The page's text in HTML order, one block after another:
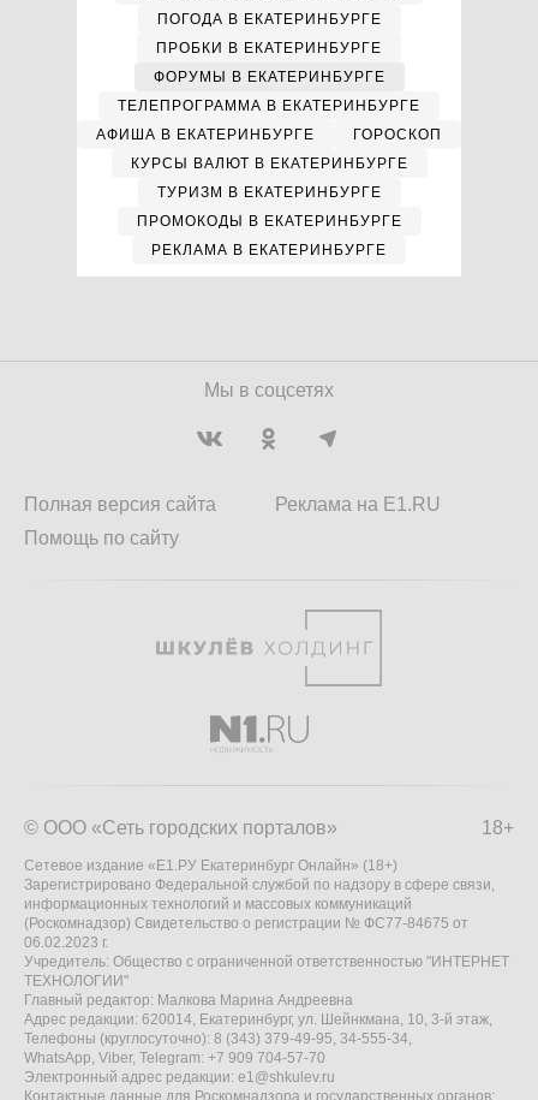
ПОГОДА В ЕКАТЕРИНБУРГЕ
ПРОБКИ В ЕКАТЕРИНБУРГЕ
ФОРУМЫ В ЕКАТЕРИНБУРГЕ
ТЕЛЕПРОГРАММА В ЕКАТЕРИНБУРГЕ
АФИША В ЕКАТЕРИНБУРГЕ
ГОРОСКОП
КУРСЫ ВАЛЮТ В ЕКАТЕРИНБУРГЕ
ТУРИЗМ В ЕКАТЕРИНБУРГЕ
ПРОМОКОДЫ В ЕКАТЕРИНБУРГЕ
РЕКЛАМА В ЕКАТЕРИНБУРГЕ
Мы в соцсетях
Полная версия сайта
Помощь по сайту
Реклама на E1.RU
18+
© ООО «Сеть городских порталов»
Сетевое издание «Е1.РУ Екатеринбург Онлайн» (18+)
Зарегистрировано Федеральной службой по надзору в сфере связи,
информационных технологий и массовых коммуникаций
(Роскомнадзор) Свидетельство о регистрации № ФС77-84675 от
06.02.2023 г.
Учредитель: Общество с ограниченной ответственностью "ИНТЕРНЕТ
ТЕХНОЛОГИИ"
Главный редактор: Малкова Марина Андреевна
Адрес редакции: 620014, Екатеринбург, ул. Шейнкмана, 10, 3-й этаж,
Телефоны (круглосуточно): 8 (343) 379-49-95, 34-555-34,
WhatsApp, Viber, Telegram: +7 909 704-57-70
Электронный адрес редакции: e1@shkulev.ru
Контактные данные для Роскомнадзора и государственных органов: